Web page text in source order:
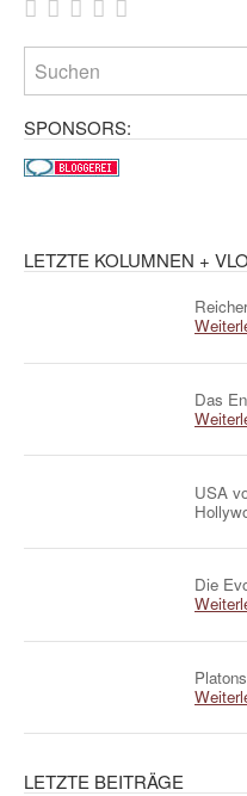
SPONSORS:
LETZTE KOLUMNEN +
Das
USA
Die
LETZTE BEITRÄGE